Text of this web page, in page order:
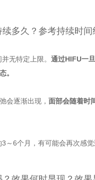
多久？参考持续时间
无特定上限。 通过HIFU一
。
会逐渐出现， 面部会随着时
～6个月，有可能会再次感觉